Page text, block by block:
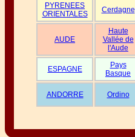
PYRENEES
ORIENTALES
Cerdagne
AUDE
Haute
Vallée de
l'Aude
ESPAGNE
Pays
Basque
ANDORRE Ordino